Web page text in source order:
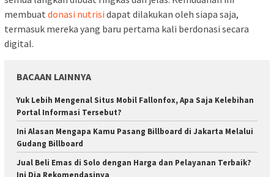
membuat donasi nutrisi dapat dilakukan oleh siapa saja,
termasuk mereka yang baru pertama kali berdonasi secara
digital.
BACAAN LAINNYA
Yuk Lebih Mengenal Situs Mobil Fallonfox, Apa Saja Kelebihan
Portal Informasi Tersebut?
Ini Alasan Mengapa Kamu Pasang Billboard di Jakarta Melalui
Gudang Billboard
Jual Beli Emas di Solo dengan Harga dan Pelayanan Terbaik?
Ini Dia Rekomendasinya